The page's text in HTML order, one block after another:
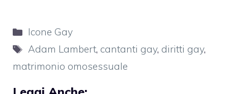
Categorie
Icone Gay
Tag
Adam Lambert, cantanti gay, diritti gay,
matrimonio omosessuale